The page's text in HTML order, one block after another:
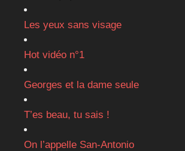
Les yeux sans visage
Hot vidéo n°1
Georges et la dame seule
T’es beau, tu sais !
On l’appelle San-Antonio